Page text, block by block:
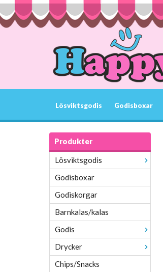
Lösviktsgodis Godisboxar
Produkter
Lösviktsgodis
Godisboxar
Godiskorgar
Barnkalas/kalas
Godis
Drycker
Chips/Snacks